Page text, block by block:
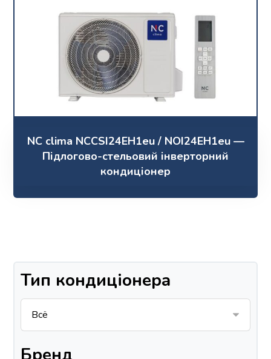
NC clima NCCSI24EH1eu / NOI24EH1eu —
Підлогово-стельовий інверторний
кондиціонер
Тип кондиціонера